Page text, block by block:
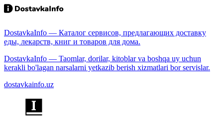
DostavkaInfo — Каталог сервисов, предлагающих доставку
еды, лекарств, книг и товаров для дома.
DostavkaInfo — Taomlar, dorilar, kitoblar va boshqa uy uchun
kerakli bo'lagan narsalarni yetkazib berish xizmatlari bor servislar.
dostavkainfo.uz